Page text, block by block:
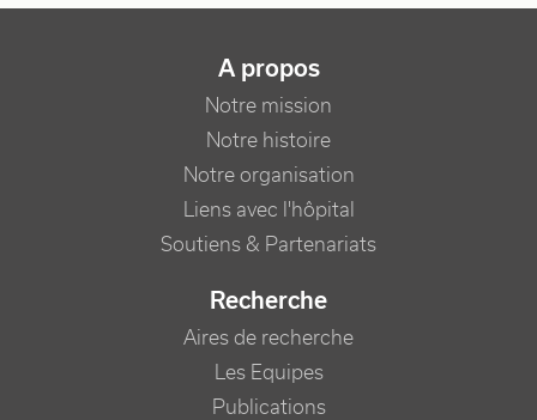
NAVIGATION PRINCIPALE
A propos
Notre mission
Notre histoire
Notre organisation
Liens avec l'hôpital
Soutiens & Partenariats
Recherche
Aires de recherche
Les Equipes
Publications